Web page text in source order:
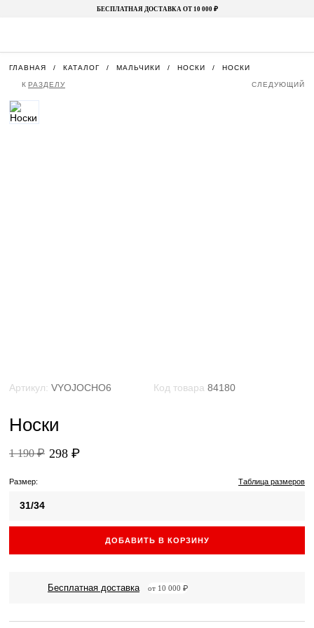
БЕСПЛАТНАЯ ДОСТАВКА ОТ 10 000 ₽
ГЛАВНАЯ КАТАЛОГ МАЛЬЧИКИ НОСКИ НОСКИ
К РАЗДЕЛУ СЛЕДУЮЩИЙ
Артикул: VYOJOCHO6 Код товара 84180
Носки
1 190 ₽ 298 ₽
Размер: Таблица размеров
31/34
ДОБАВИТЬ В КОРЗИНУ
Бесплатная доставка от 10 000 ₽